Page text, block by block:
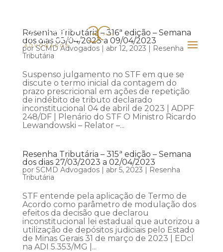
Resenha Tributária – 316ª edição – Semana
dos dias 03/04/2023 a 09/04/2023
porSCMD Advogados| abr 12, 2023 | Resenha
Tributária
Suspenso julgamento no STF em que se
discute o termo inicial da contagem do
prazo prescricional em ações de repetição
de indébito de tributo declarado
inconstitucional 04 de abril de 2023 | ADPF
248/DF | Plenário do STF O Ministro Ricardo
Lewandowski – Relator –...
Resenha Tributária – 315ª edição – Semana
dos dias 27/03/2023 a 02/04/2023
por SCMD Advogados| abr 5, 2023 | Resenha
Tributária
STF entende pela aplicação de Termo de
Acordo como parâmetro de modulação dos
efeitos da decisão que declarou
inconstitucional lei estadual que autorizou a
utilização de depósitos judiciais pelo Estado
de Minas Gerais 31 de março de 2023 | EDcl
na ADI 5.353/MG |...